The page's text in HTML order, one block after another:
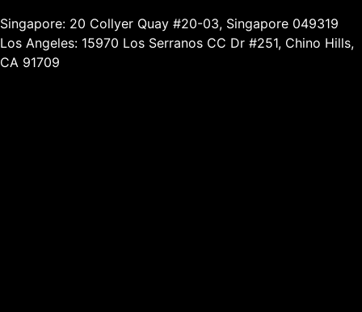
Singapore: 20 Collyer Quay #20-03, Singapore 049319
Los Angeles: 15970 Los Serranos CC Dr #251, Chino Hills,
CA 91709